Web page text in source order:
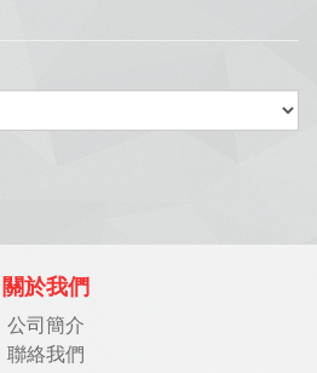
關於我們
公司簡介
聯絡我們